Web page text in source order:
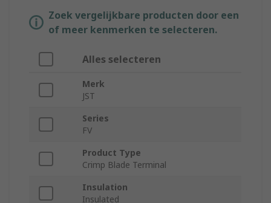
Zoek vergelijkbare producten door een
of meer kenmerken te selecteren.
Alles selecteren
Merk
JST
Series
FV
Product Type
Crimp Blade Terminal
Insulation
Insulated